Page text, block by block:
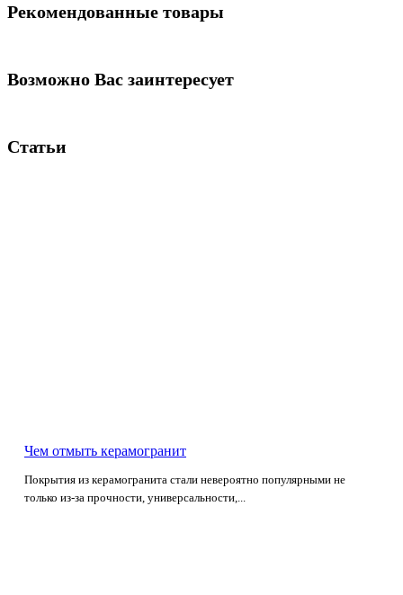
Рекомендованные товары
Возможно Вас заинтересует
Статьи
Чем отмыть керамогранит
Покрытия из керамогранита стали невероятно популярными не
только из-за прочности, универсальности,...